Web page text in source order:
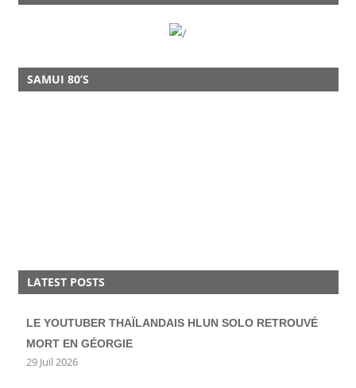
SAMUI 80’S
LATEST POSTS
LE YOUTUBER THAÏLANDAIS HLUN SOLO RETROUVÉ
MORT EN GÉORGIE
29 Juil 2026